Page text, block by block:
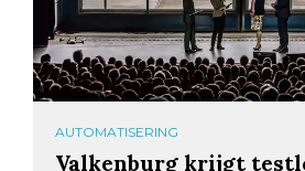
AUTOMATISERING
Valkenburg krijgt